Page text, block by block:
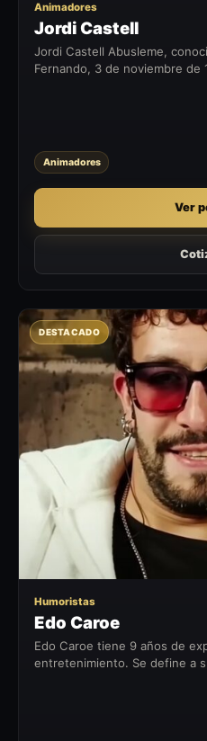
Animadores
Jordi Castell
Jordi Castell Abusleme,
Fernando, 3 de noviembre
Animadores
Ver
DESTACADO
Humoristas
Edo Caroe
Edo Caroe tiene 9 años de
entretenimiento. Se define a